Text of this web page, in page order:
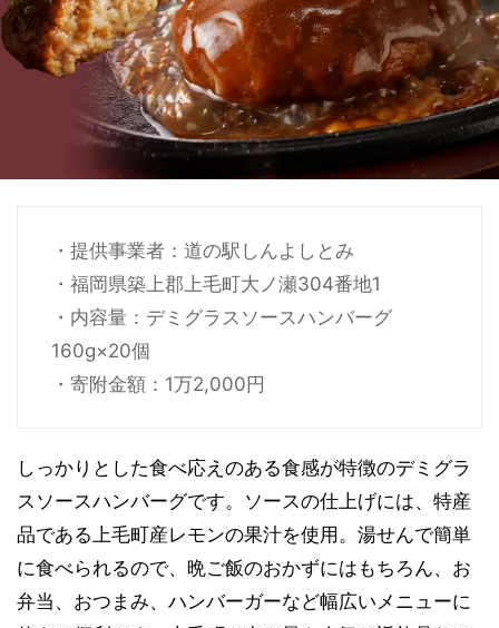
・提供事業者：道の駅しんよしとみ
・福岡県築上郡上毛町大ノ瀬304番地1
・内容量：デミグラスソースハンバーグ
160g×20個
・寄附金額：1万2,000円
しっかりとした食べ応えのある食感が特徴のデミグラ
スソースハンバーグです。ソースの仕上げには、特産
品である上毛町産レモンの果汁を使用。湯せんで簡単
に食べられるので、晩ご飯のおかずにはもちろん、お
弁当、おつまみ、ハンバーガーなど幅広いメニューに